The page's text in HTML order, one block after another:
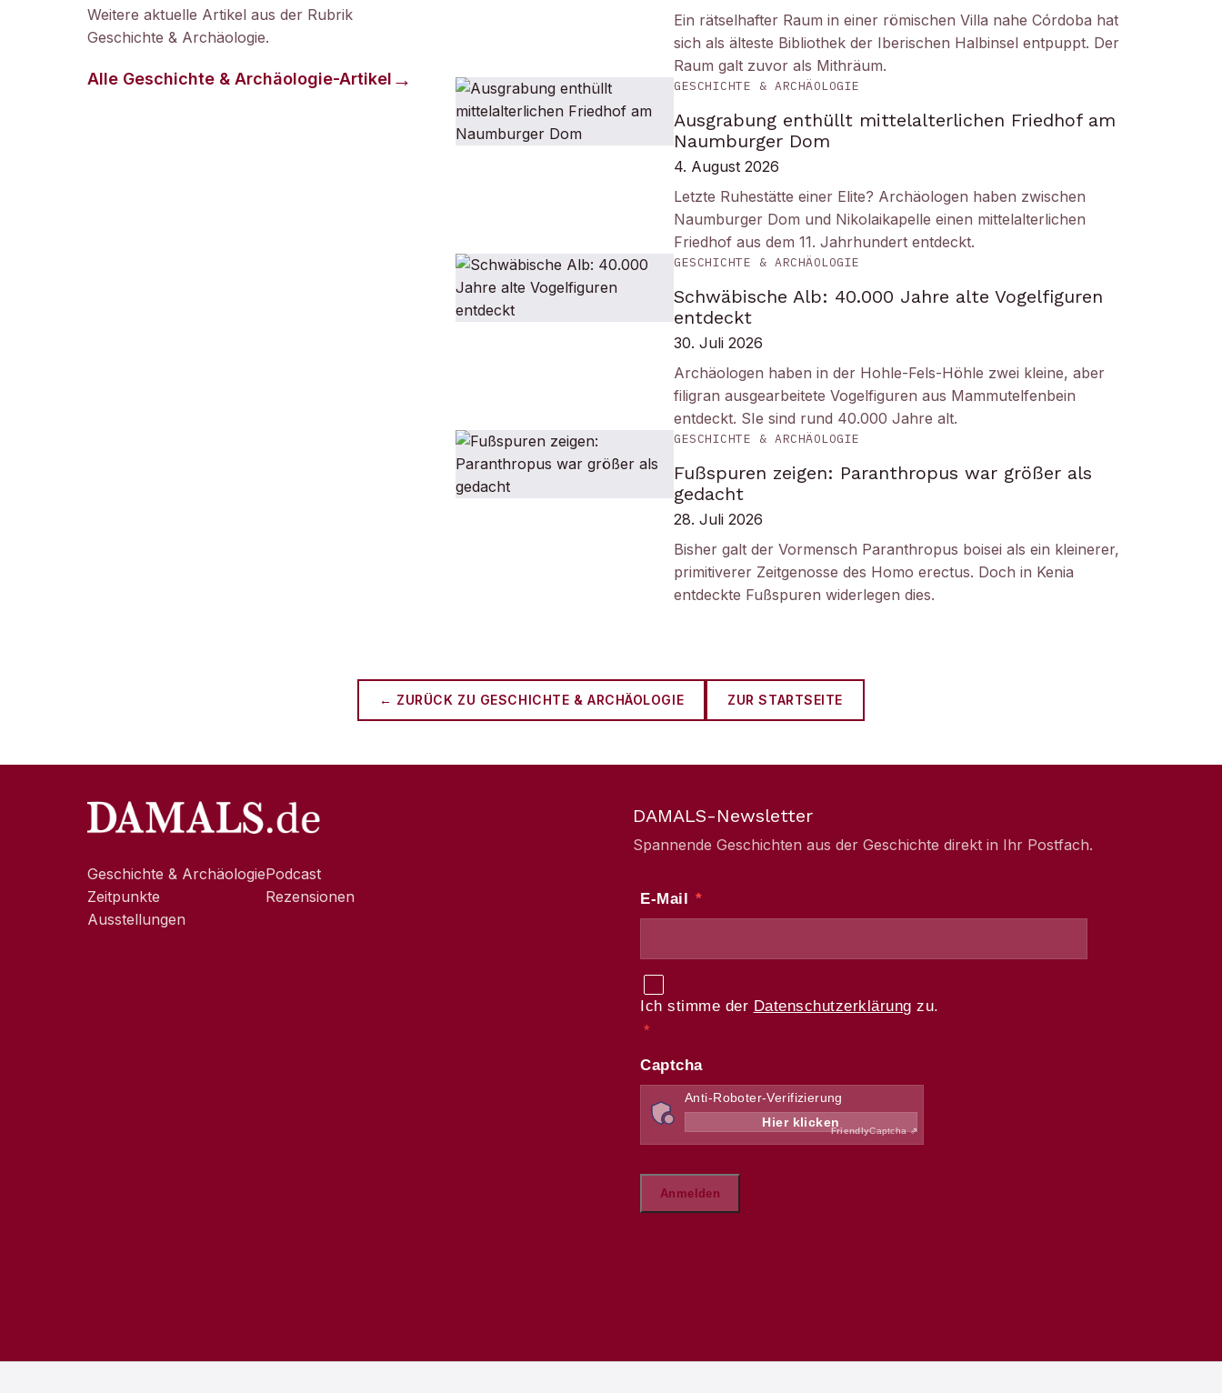
Weitere aktuelle Artikel aus der Rubrik
Geschichte & Archäologie.
Alle Geschichte & Archäologie-Artikel
Ein rätselhafter Raum in einer römischen Villa nahe Córdoba hat
sich als älteste Bibliothek der Iberischen Halbinsel entpuppt. Der
Raum galt zuvor als Mithräum.
GESCHICHTE & ARCHÄOLOGIE
Ausgrabung enthüllt mittelalterlichen Friedhof am
Naumburger Dom
4. August 2026
Letzte Ruhestätte einer Elite? Archäologen haben zwischen
Naumburger Dom und Nikolaikapelle einen mittelalterlichen
Friedhof aus dem 11. Jahrhundert entdeckt.
GESCHICHTE & ARCHÄOLOGIE
Schwäbische Alb: 40.000 Jahre alte Vogelfiguren
entdeckt
30. Juli 2026
Archäologen haben in der Hohle-Fels-Höhle zwei kleine, aber
filigran ausgearbeitete Vogelfiguren aus Mammutelfenbein
entdeckt. SIe sind rund 40.000 Jahre alt.
GESCHICHTE & ARCHÄOLOGIE
Fußspuren zeigen: Paranthropus war größer als
gedacht
28. Juli 2026
Bisher galt der Vormensch Paranthropus boisei als ein kleinerer,
primitiverer Zeitgenosse des Homo erectus. Doch in Kenia
entdeckte Fußspuren widerlegen dies.
← ZURÜCK ZU GESCHICHTE & ARCHÄOLOGIE ZUR STARTSEITE
Geschichte & Archäologie
Zeitpunkte
Ausstellungen
Podcast
Rezensionen
DAMALS-Newsletter
Spannende Geschichten aus der Geschichte direkt in Ihr Postfach.